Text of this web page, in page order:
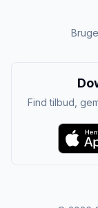
Find tilbud,